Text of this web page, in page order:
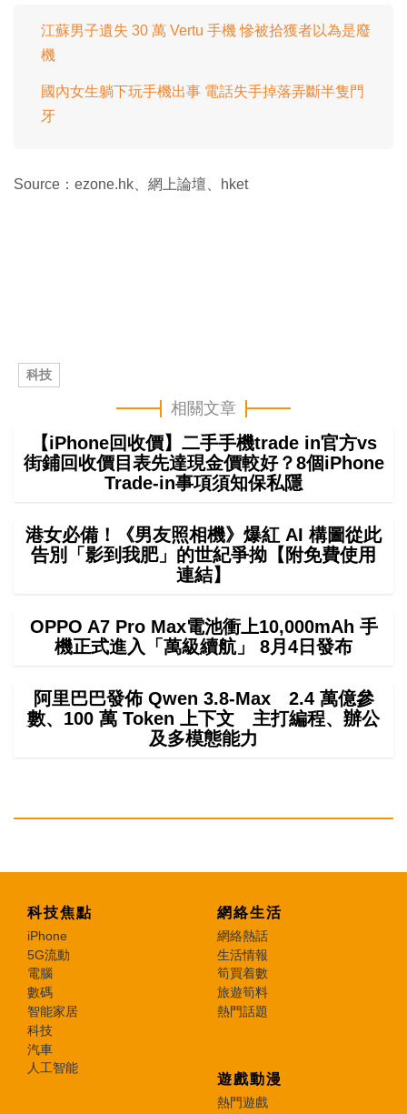
江蘇男子遺失 30 萬 Vertu 手機 慘被拾獲者以為是廢
機
國內女生躺下玩手機出事 電話失手掉落弄斷半隻門
牙
Source：ezone.hk、網上論壇、hket
科技
相關文章
【iPhone回收價】二手手機trade in官方vs
街鋪回收價目表先達現金價較好？8個iPhone
Trade-in事項須知保私隱
港女必備！《男友照相機》爆紅 AI 構圖從此
告別「影到我肥」的世紀爭拗【附免費使用
連結】
OPPO A7 Pro Max電池衝上10,000mAh 手
機正式進入「萬級續航」 8月4日發布
阿里巴巴發佈 Qwen 3.8-Max 2.4 萬億參
數、100 萬 Token 上下文 主打編程、辦公
及多模態能力
科技焦點
iPhone
5G流動
電腦
數碼
智能家居
科技
汽車
人工智能
網絡生活
網絡熱話
生活情報
筍買着數
旅遊筍料
熱門話題
遊戲動漫
熱門遊戲